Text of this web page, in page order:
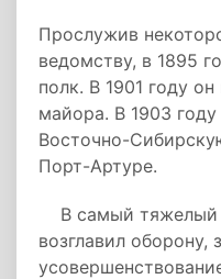
Прослужив
ведомству, в 1895
полк. В 1901 году
майора. В 1903
Восточно-
Порт-Артуре.
В самый тяжелый
возглавил оборону,